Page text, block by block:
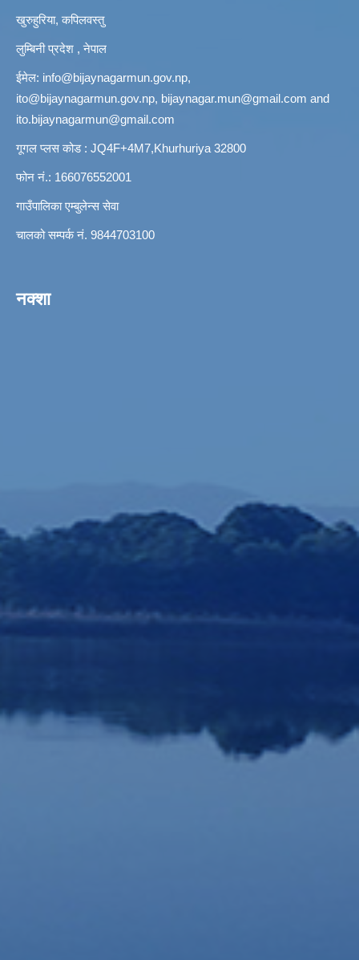
खुरुहुरिया, कपिलवस्तु
लुम्बिनी प्रदेश , नेपाल
ईमेल: info@bijaynagarmun.gov.np,
ito@bijaynagarmun.gov.np, bijaynagar.mun@gmail.com and
ito.bijaynagarmun@gmail.com
गूगल प्लस कोड : JQ4F+4M7,Khurhuriya 32800
फोन नं.: 166076552001
गाउँपालिका एम्बुलेन्स सेवा
चालको सम्पर्क नं. 9844703100
नक्शा